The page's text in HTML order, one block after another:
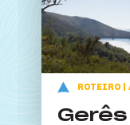
ROTEIRO |
Gerês